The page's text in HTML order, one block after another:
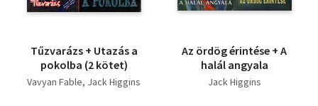
Tűzvarázs + Utazás a
pokolba (2 kötet)
Vavyan Fable Jack Higgins
Az ördög érintése + A
halál angyala
Jack Higgins